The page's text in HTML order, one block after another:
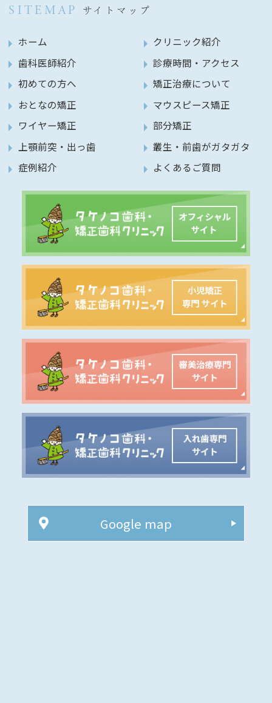
SITEMAP サイトマップ
ホーム
クリニック紹介
歯科医師紹介
診療時間・アクセス
初めての方へ
矯正治療について
おとなの矯正
マウスピース矯正
ワイヤー矯正
部分矯正
上顎前突・出っ歯
叢生・前歯がガタガタ
症例紹介
よくあるご質問
Google map